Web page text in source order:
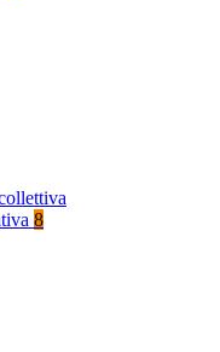
8